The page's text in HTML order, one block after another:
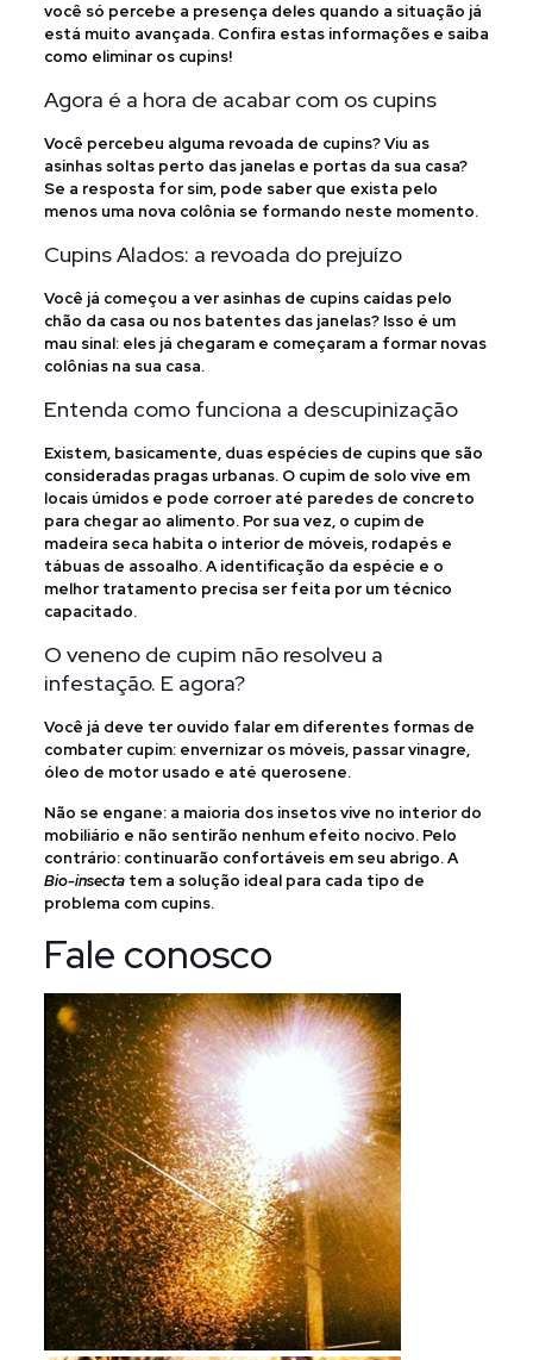
você só percebe a presença deles quando a situação já
está muito avançada. Confira estas informações e saiba
como eliminar os cupins!
Agora é a hora de acabar com os cupins
Você percebeu alguma revoada de cupins? Viu as
asinhas soltas perto das janelas e portas da sua casa?
Se a resposta for sim, pode saber que exista pelo
menos uma nova colônia se formando neste momento.
Cupins Alados: a revoada do prejuízo
Você já começou a ver asinhas de cupins caídas pelo
chão da casa ou nos batentes das janelas? Isso é um
mau sinal: eles já chegaram e começaram a formar novas
colônias na sua casa.
Entenda como funciona a descupinização
Existem, basicamente, duas espécies de cupins que são
consideradas pragas urbanas. O cupim de solo vive em
locais úmidos e pode corroer até paredes de concreto
para chegar ao alimento. Por sua vez, o cupim de
madeira seca habita o interior de móveis, rodapés e
tábuas de assoalho. A identificação da espécie e o
melhor tratamento precisa ser feita por um técnico
capacitado.
O veneno de cupim não resolveu a
infestação. E agora?
Você já deve ter ouvido falar em diferentes formas de
combater cupim: envernizar os móveis, passar vinagre,
óleo de motor usado e até querosene.
Não se engane: a maioria dos insetos vive no interior do
mobiliário e não sentirão nenhum efeito nocivo. Pelo
contrário: continuarão confortáveis em seu abrigo. A
Bio-insecta tem a solução ideal para cada tipo de
problema com cupins.
Fale conosco